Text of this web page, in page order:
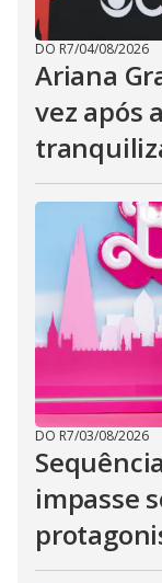
DO R7/04/08/2026
Ariana
vez após
DO R7/03/08/2026
impasse